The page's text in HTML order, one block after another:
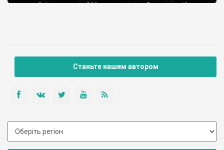
якась. Звідки ця назва? Може тут колись була селекційна
Станьте нашим автором